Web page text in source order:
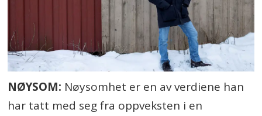
NØYSOM: Nøysomhet er en av verdiene han
har tatt med seg fra oppveksten i en